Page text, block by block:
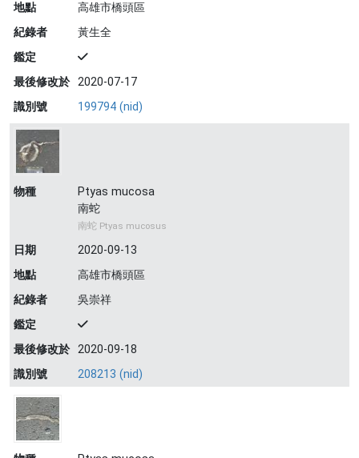
地點
高雄市橋頭區
紀錄者
黃生全
鑑定
最後修改於 2020-07-17
識別號
199794 (nid)
物種
Ptyas mucosa
南蛇
南蛇 Ptyas mucosus
日期
2020-09-13
地點
高雄市橋頭區
紀錄者
吳崇祥
鑑定
最後修改於 2020-09-18
識別號
208213 (nid)